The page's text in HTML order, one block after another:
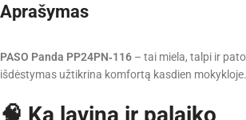
Aprašymas
PASO Panda PP24PN‑116 – tai miela, talpi ir
išdėstymas užtikrina komfortą kasdien mokykloje.